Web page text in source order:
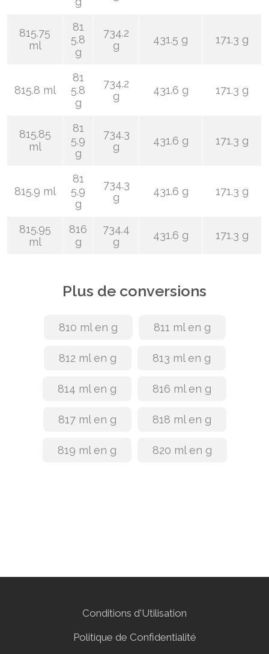
815.75
ml
81
5.8
g
734.2
g
431.5 g 171.3 g
815.8 ml
81
5.8
g
734.2
g
431.6 g 171.3 g
815.85
ml
81
5.9
g
734.3
g
431.6 g 171.3 g
815.9 ml
81
5.9
g
734.3
g
431.6 g 171.3 g
815.95
ml
816
g
734.4
g
431.6 g 171.3 g
Plus de conversions
810 ml en g 811 ml en g
812 ml en g 813 ml en g
814 ml en g 816 ml en g
817 ml en g 818 ml en g
819 ml en g 820 ml en g
Conditions d'Utilisation
Politique de Confidentialité